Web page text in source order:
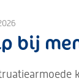
bij